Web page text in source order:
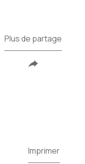
Plus de partage
Imprimer